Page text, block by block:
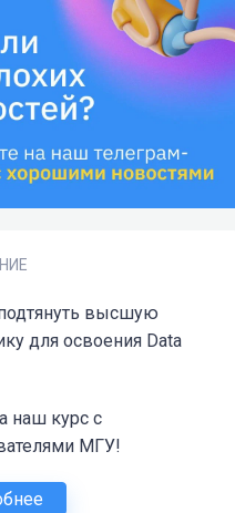
высшую
для освоения Data
наш курс с
МГУ!